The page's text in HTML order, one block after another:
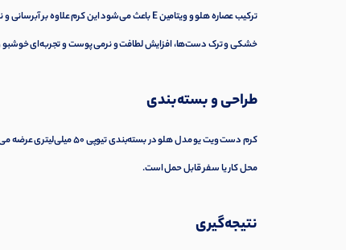
ترکیب عصاره هلو و ویتامین E باعث می‌شود این کرم علاوه بر آبرسانی و نرم‌کنندگی، نقش یک
خشکی و ترک دست‌ها، افزایش لطافت و نرمی پوست و تجربه‌ای خوشبو
طراحی و بسته‌بندی
کرم دست ویت یو مدل هلو
محل کار یا سفر قابل حمل است.
نتیجه‌گیری